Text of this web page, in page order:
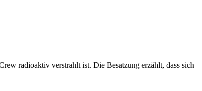
radioaktiv verstrahlt ist. Die Besatzung erzählt, dass sich